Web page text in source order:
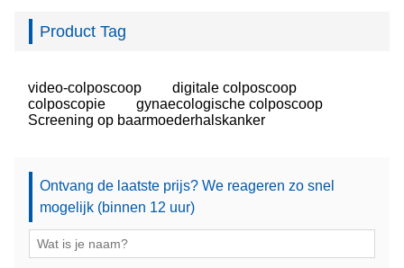
Product Tag
video-colposcoop
digitale colposcoop
colposcopie
gynaecologische colposcoop
Screening op baarmoederhalskanker
Ontvang de laatste prijs? We reageren zo snel
mogelijk (binnen 12 uur)